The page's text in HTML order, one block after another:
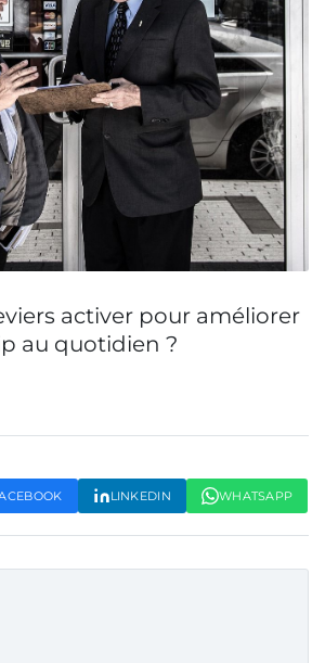
activer pour améliorer
au quotidien ?
LINKEDIN WHATSAPP